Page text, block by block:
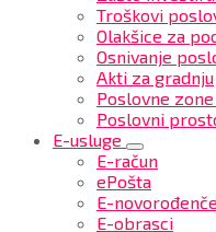
Troškovi
Olakšice za
Osnivanje
Akti za gradnju
Poslovne
Poslovni
E-usluge
E-račun
ePošta
E-novorođenče
E-obrasci